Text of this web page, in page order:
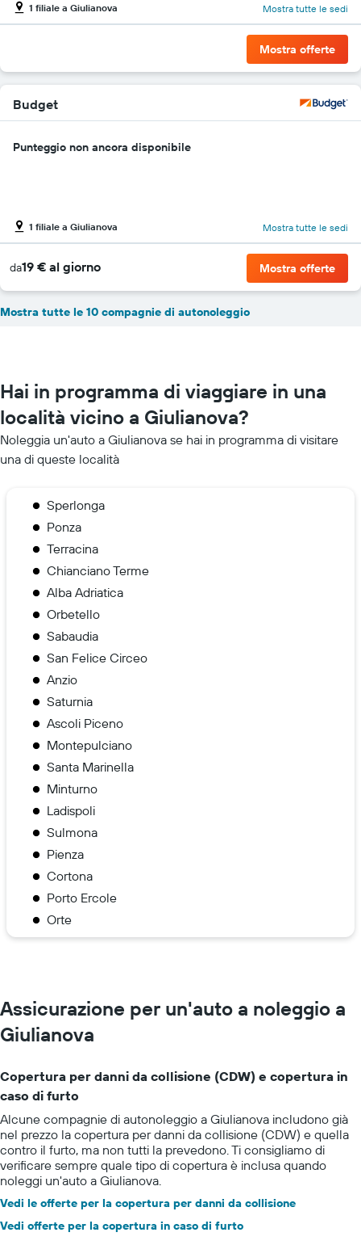
1 filiale a Giulianova Mostra tutte le sedi
Mostra offerte
Budget
Punteggio non ancora disponibile
1 filiale a Giulianova Mostra tutte le sedi
da19 € al giorno Mostra offerte
Mostra tutte le 10 compagnie di autonoleggio
Hai in programma di viaggiare in una
località vicino a Giulianova?
Noleggia un'auto a Giulianova se hai in programma di visitare
una di queste località
Sperlonga
Ponza
Terracina
Chianciano Terme
Alba Adriatica
Orbetello
Sabaudia
San Felice Circeo
Anzio
Saturnia
Ascoli Piceno
Montepulciano
Santa Marinella
Minturno
Ladispoli
Sulmona
Pienza
Cortona
Porto Ercole
Orte
Assicurazione per un'auto a noleggio a
Giulianova
Copertura per danni da collisione (CDW) e copertura in
caso di furto
Alcune compagnie di autonoleggio a Giulianova includono già
nel prezzo la copertura per danni da collisione (CDW) e quella
contro il furto, ma non tutti la prevedono. Ti consigliamo di
verificare sempre quale tipo di copertura è inclusa quando
noleggi un'auto a Giulianova.
Vedi le offerte per la copertura per danni da collisione
Vedi offerte per la copertura in caso di furto